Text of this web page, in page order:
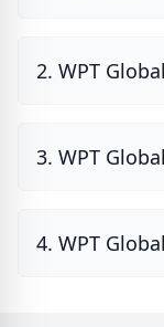
2. WPT
3. WPT
4. WPT